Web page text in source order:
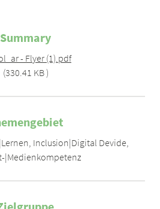
Summary
- Flyer (1).pdf
(330.41 KB )
, Inclusion|Digital Devide,
|Medienkompetenz